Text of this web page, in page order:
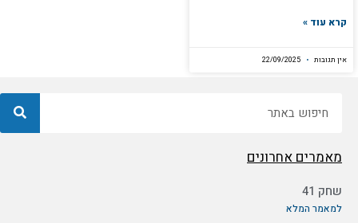
קרא עוד »
אין תגובות
מאמרים אחרונים
שחק 41
למאמר המלא